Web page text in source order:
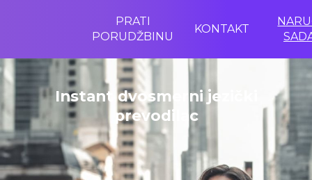
PRATI
PORUDŽBINU
KONTAKT
Instant dvosmerni jezički
prevodilac